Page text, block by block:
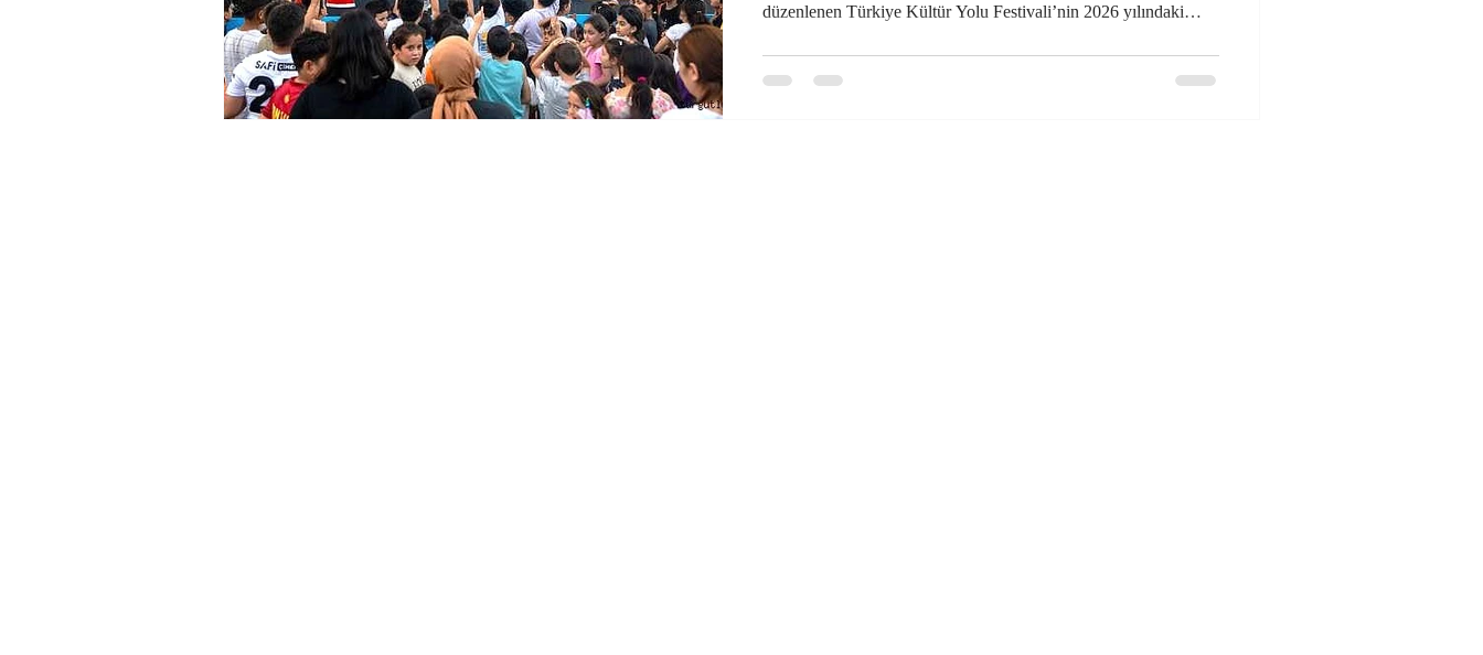
düzenlenen Türkiye Kültür Yolu Festivali’nin 2026 yılındaki
çevre illerden gelen binlerce ziyaretçi kültür ve sanata doydu.